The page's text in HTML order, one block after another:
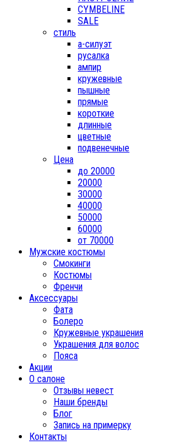
CYMBELINE
SALE
стиль
а-силуэт
русалка
ампир
кружевные
пышные
прямые
короткие
длинные
цветные
подвенечные
Цена
до 20000
20000
30000
40000
50000
60000
от 70000
Мужские костюмы
Смокинги
Костюмы
Френчи
Аксессуары
Фата
Болеро
Кружевные украшения
Украшения для волос
Пояса
Акции
О салоне
Отзывы невест
Наши бренды
Блог
Запись на примерку
Контакты